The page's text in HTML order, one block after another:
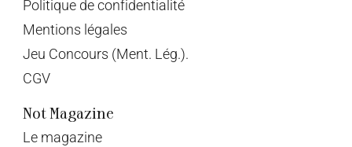
Politique de confidentialité
Mentions légales
Jeu Concours (Ment. Lég.).
CGV
Not Magazine
Le magazine